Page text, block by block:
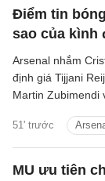
Điểm tin
sao của kình
51' trước
Arsenal nhắm
định giá Tijjani
Martin Zubimendi
tin bóng đá sáng
MU ưu tiên